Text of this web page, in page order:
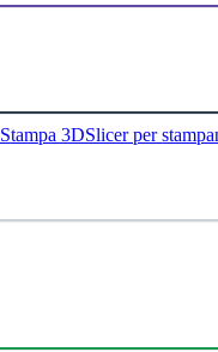
3DSlicer per